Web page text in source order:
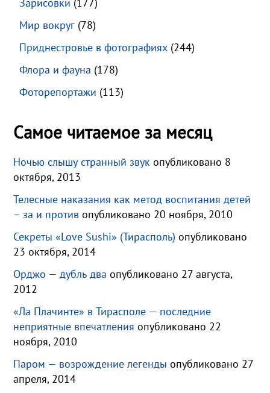
Зарисовки (177)
Мир вокруг (78)
Приднестровье в фотографиях (244)
Флора и фауна (178)
Фоторепортажи (113)
Самое читаемое за месяц
Ночью слышу странный звук опубликовано 8
октября, 2013
Телесные наказания как метод воспитания детей
– за и против опубликовано 20 ноября, 2010
Секреты «Love Sushi» (Тирасполь) опубликовано
23 октября, 2014
Орджо — дубль два опубликовано 27 августа,
2012
«Ла Плачинте» в Тирасполе — последние
неприятные впечатления опубликовано 22
ноября, 2010
Паром — возрождение легенды опубликовано 27
апреля, 2014